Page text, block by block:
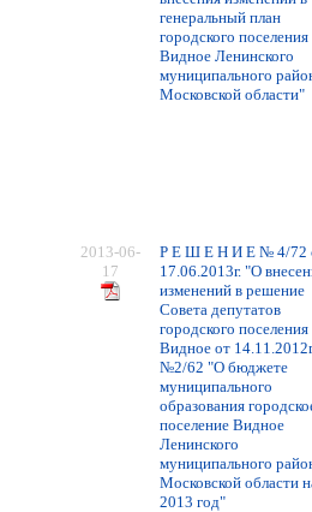
генеральный план
городского поселения
Видное Ленинского
муниципального
Московской области"
2013-06-
17
Р Е Ш Е Н И Е № 4/72
17.06.2013г. "О
изменений в решение
Совета депутатов
городского поселения
Видное от
№2/62 "О бюджете
муниципального
образования
поселение Видное
Ленинского
муниципального
Московской области
2013 год"